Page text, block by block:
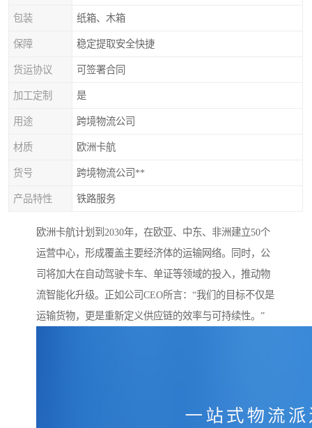
包装 纸箱、木箱
保障 稳定提取安全快捷
货运协议 可签署合同
加工定制 是
用途 跨境物流公司
材质 欧洲卡航
货号 跨境物流公司**
产品特性 铁路服务
欧洲卡航计划到2030年，在欧亚、中东、非洲建立50个
运营中心，形成覆盖主要经济体的运输网络。同时，公
司将加大在自动驾驶卡车、单证等领域的投入，推动物
流智能化升级。正如公司CEO所言：“我们的目标不仅是
运输货物，更是重新定义供应链的效率与可持续性。”